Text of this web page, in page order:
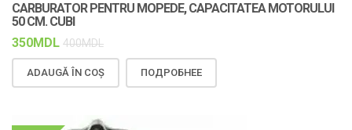
CARBURATOR PENTRU MOPEDE, CAPACITATEA MOTORULUI
50 CM. CUBI
350MDL 400MDL
ADAUGĂ ÎN COȘ ПОДРОБНЕЕ